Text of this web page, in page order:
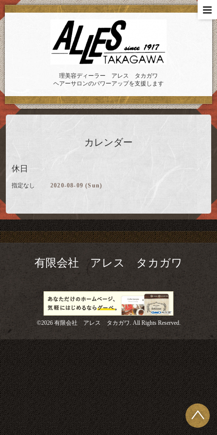
理美容ディーラー アレス タカガワ
ヘアーサロンのパワーアップを支援します
カレンダー
休日
指定なし 2020-08-09 (Sun)
有限会社 アレス タカガワ
©2026 有限会社 アレス タカガワ. All Rights Reserved.